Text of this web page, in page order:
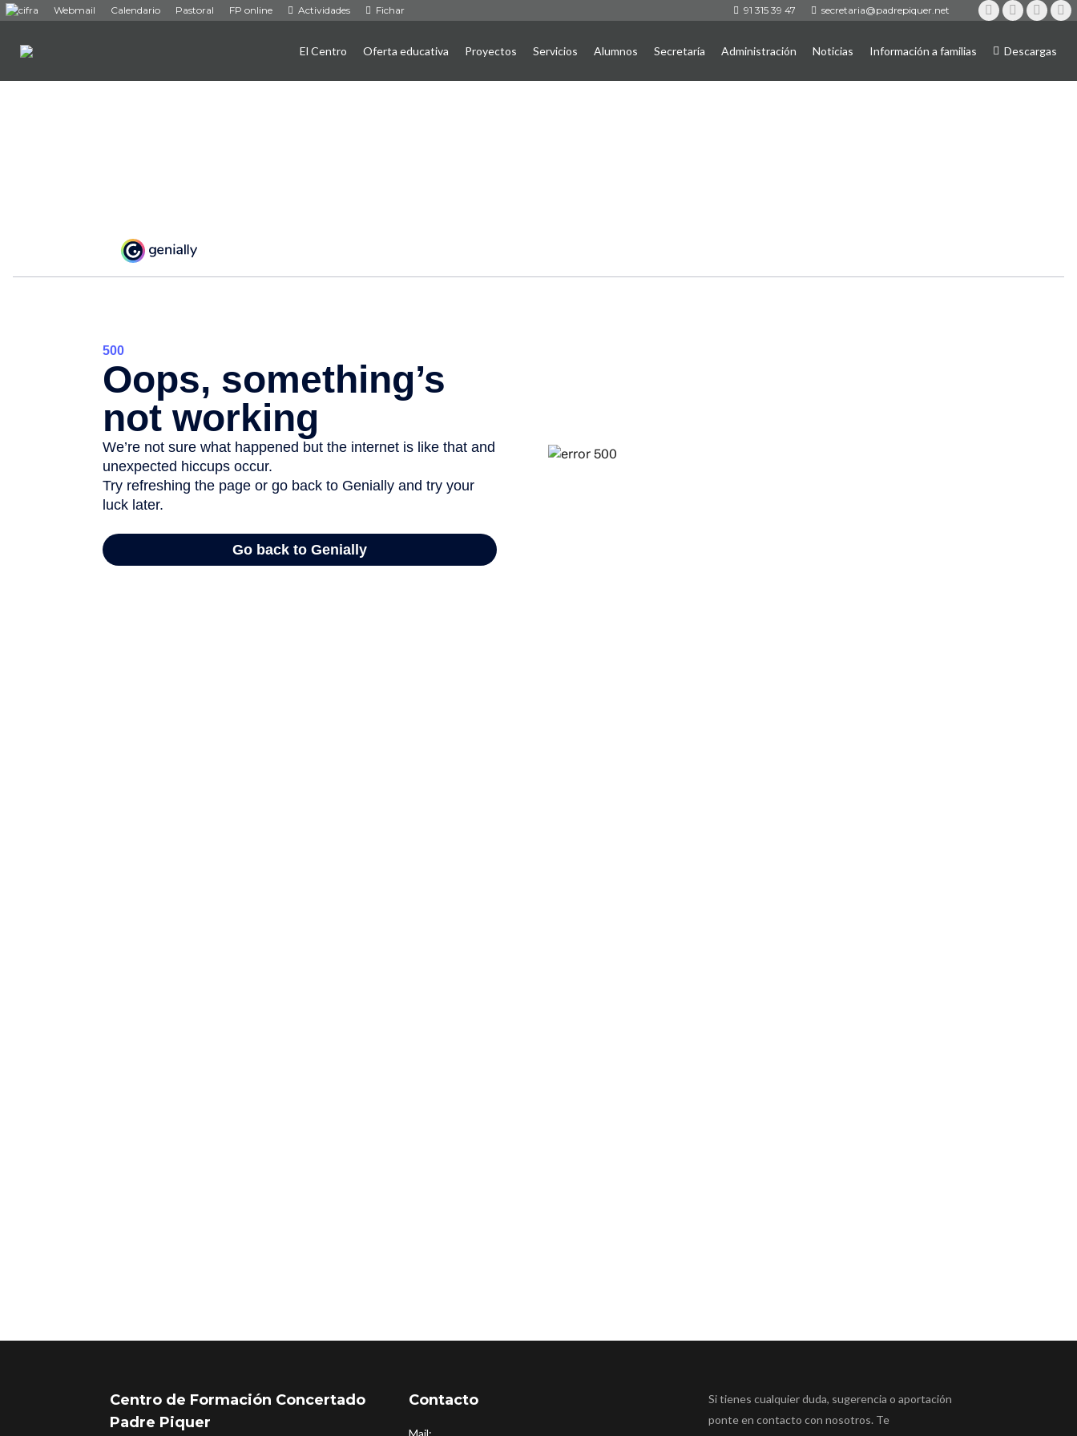
Webmail Calendario Pastoral FP online Actividades Fichar 91 315 39 47 secretaria@padrepiquer.net
Instagram
Twitter
El Centro Oferta educativa Proyectos Servicios Alumnos Secretaría Administración Noticias Información a familias Descargas
Centro de Formación Concertado
Padre Piquer
Contacto
Mail:
Si tienes cualquier duda, sugerencia o aportación
ponte en contacto con nosotros. Te